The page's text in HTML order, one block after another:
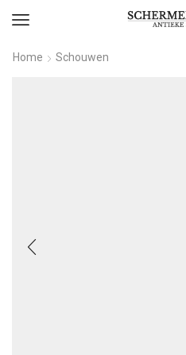
Home Schouwen